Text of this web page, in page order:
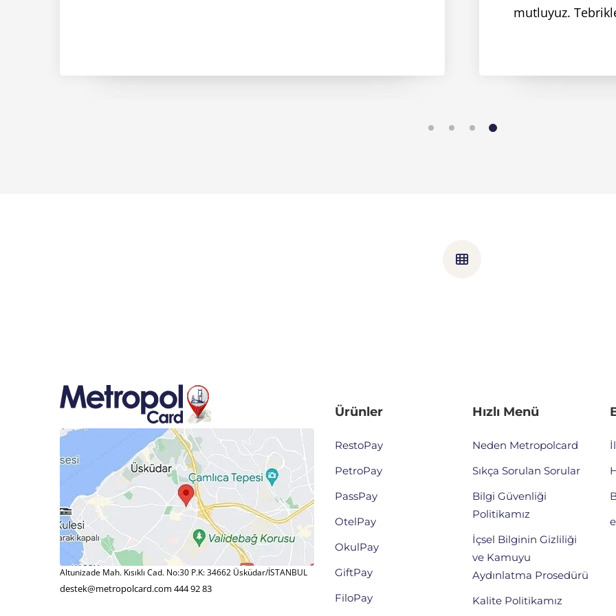
mutluyuz.
Altunizade Mah. Kısıklı Cad. No:30 P.K: 34662 Üsküdar/İSTANBUL
destek@metropolcard.com 444 92 83
Ürünler
RestoPay
PetroPay
PassPay
OtelPay
OkulPay
GiftPay
FiloPay
Hızlı Menü
Neden Metropolcard
Sıkça Sorulan Sorular
Bilgi Güvenliği
Politikamız
İçsel Bilginin Gizliliği
ve Kamuyu
Aydınlatma Prosedürü
Kalite Politikamız